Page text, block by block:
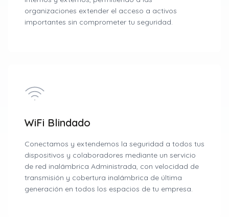
organizaciones extender el acceso a activos
importantes sin comprometer tu seguridad.
WiFi Blindado
Conectamos y extendemos la seguridad a todos tus
dispositivos y colaboradores mediante un servicio
de red inalámbrica Administrada, con velocidad de
transmisión y cobertura inalámbrica de última
generación en todos los espacios de tu empresa.